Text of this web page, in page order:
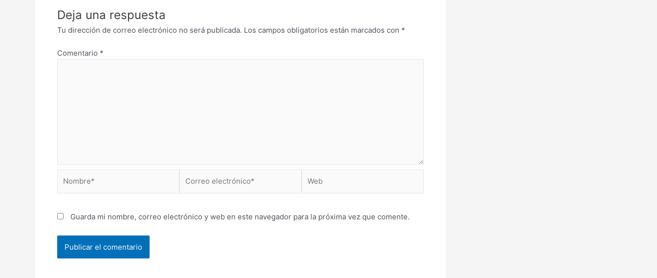
Deja una respuesta
Tu dirección de correo electrónico no será publicada. Los campos obligatorios están marcados con *
Comentario *
electrónico*
Guarda mi nombre, correo electrónico y web en este navegador para la próxima vez que comente.